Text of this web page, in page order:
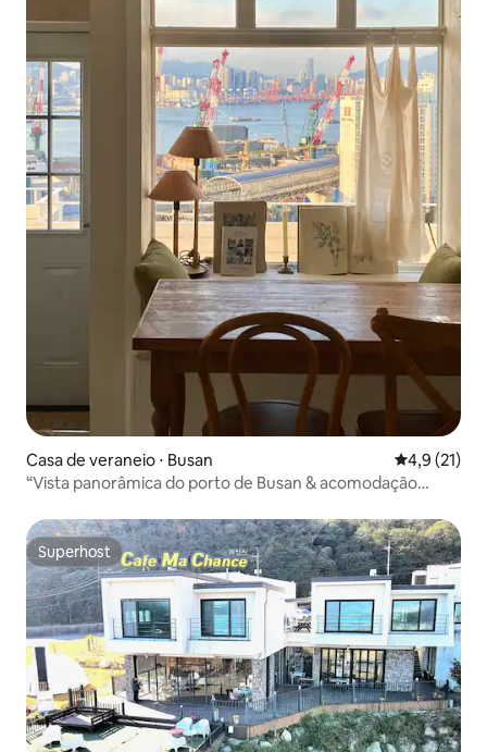
Casa de veraneio ⋅ Busan 4,9 de uma
4,9 (21)
“Vista panorâmica do porto de Busan & acomodação
Bonach”
Superhost
Superhost